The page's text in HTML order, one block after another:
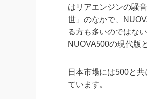
はリアエンジンの騒
世」のなかで、
る方も多いのではな
NUOVA500の現代版
日本市場には500と
ています。